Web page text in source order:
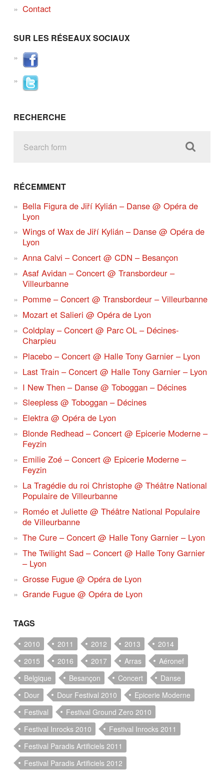
Contact
SUR LES RÉSEAUX SOCIAUX
RECHERCHE
RÉCEMMENT
Bella Figura de Jiří Kylián – Danse @ Opéra de
Lyon
Wings of Wax de Jiří Kylián – Danse @ Opéra de
Lyon
Anna Calvi – Concert @ CDN – Besançon
Asaf Avidan – Concert @ Transbordeur –
Villeurbanne
Pomme – Concert @ Transbordeur – Villeurbanne
Mozart et Salieri @ Opéra de Lyon
Coldplay – Concert @ Parc OL – Décines-
Charpieu
Placebo – Concert @ Halle Tony Garnier – Lyon
Last Train – Concert @ Halle Tony Garnier – Lyon
I New Then – Danse @ Toboggan – Décines
Sleepless @ Toboggan – Décines
Elektra @ Opéra de Lyon
Blonde Redhead – Concert @ Epicerie Moderne –
Feyzin
Emilie Zoé – Concert @ Epicerie Moderne –
Feyzin
La Tragédie du roi Christophe @ Théâtre National
Populaire de Villeurbanne
Roméo et Juliette @ Théâtre National Populaire
de Villeurbanne
The Cure – Concert @ Halle Tony Garnier – Lyon
The Twilight Sad – Concert @ Halle Tony Garnier
– Lyon
Grosse Fugue @ Opéra de Lyon
Grande Fugue @ Opéra de Lyon
TAGS
2010 2011 2012 2013
2014
2015
2016 2017 Arras
Aéronef
Belgique
Besançon Concert
Danse
Dour
Dour Festival 2010
Epicerie Moderne
Festival
Festival Ground Zero 2010
Festival Inrocks 2010
Festival Inrocks 2011
Festival Paradis Artificiels 2011
Festival Paradis Artificiels 2012